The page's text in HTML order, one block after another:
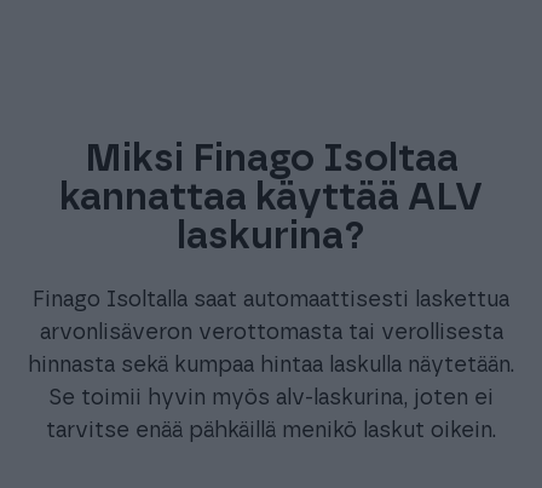
Miksi Finago Isoltaa
kannattaa käyttää ALV
laskurina?
Finago Isoltalla saat automaattisesti laskettua
arvonlisäveron verottomasta tai verollisesta
hinnasta sekä kumpaa hintaa laskulla näytetään.
Se toimii hyvin myös alv-laskurina, joten ei
tarvitse enää pähkäillä menikö laskut oikein.